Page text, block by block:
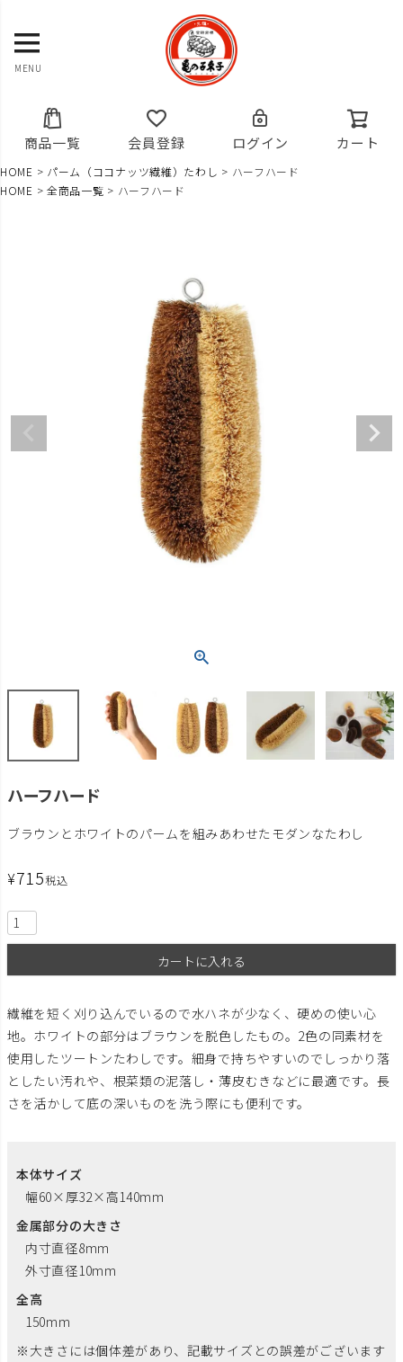
MENU
商品一覧 会員登録 ログイン カート
HOME パーム（ココナッツ繊維）たわし
ハーフハード
HOME
全商品一覧 ハーフハード
ハーフハード
ブラウンとホワイトのパームを組みあわせたモダンなたわし
¥715税込
カートに入れる
繊維を短く刈り込んでいるので水ハネが少なく、硬めの使い心
地。ホワイトの部分はブラウンを脱色したもの。2色の同素材を
使用したツートンたわしです。細身で持ちやすいのでしっかり落
としたい汚れや、根菜類の泥落し・薄皮むきなどに最適です。長
さを活かして底の深いものを洗う際にも便利です。
本体サイズ
幅60×厚32×高140mm
金属部分の大きさ
内寸直径8mm
外寸直径10mm
全高
150mm
※大きさには個体差があり、記載サイズとの誤差がございます